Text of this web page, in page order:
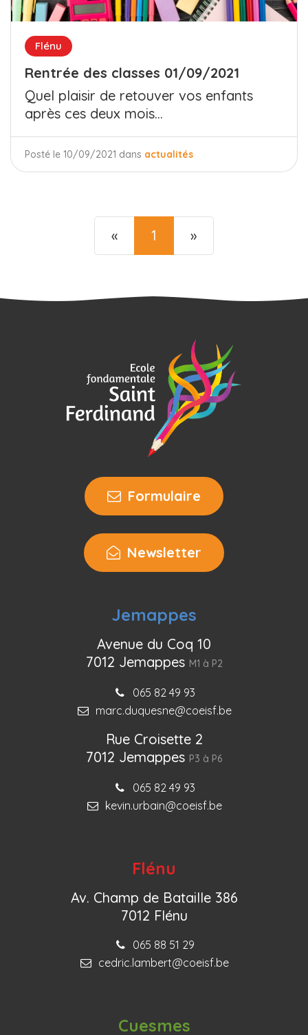
Flénu
Rentrée des classes 01/09/2021
Quel plaisir de retouver vos enfants
après ces deux mois...
Posté le 10/09/2021 dans actualités
«Previous
1 »Next
Formulaire
Newsletter
Jemappes
Avenue du Coq 10
7012 Jemappes M1 à P2
065 82 49 93
marc.duquesne@coeisf.be
Rue Croisette 2
7012 Jemappes P3 à P6
065 82 49 93
kevin.urbain@coeisf.be
Flénu
Av. Champ de Bataille 386
7012 Flénu
065 88 51 29
cedric.lambert@coeisf.be
Cuesmes